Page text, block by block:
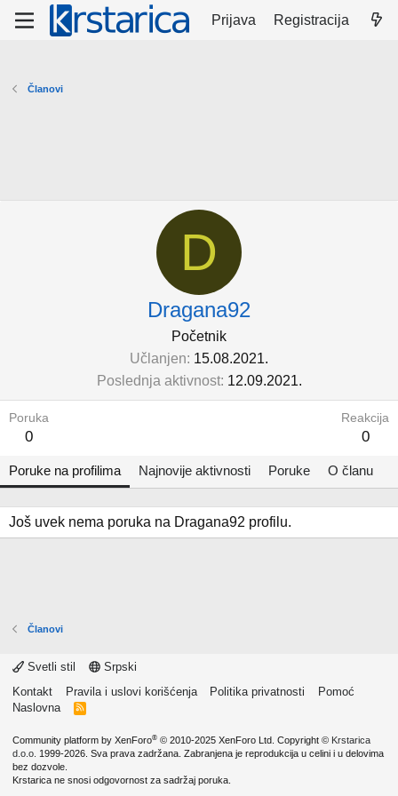
Prijava Registracija
Članovi
D
Dragana92
Početnik
Učlanjen 15.08.2021.
Poslednja aktivnost 12.09.2021.
Poruka
0
Reakcija
0
Poruke na profilima Najnovije aktivnosti Poruke O članu
Još uvek nema poruka na Dragana92 profilu.
Članovi
Svetli stil
Srpski
Kontakt
Pravila i uslovi korišćenja Politika privatnosti
Pomoć
Naslovna
R
Community platform by XenForo® © 2010-2025 XenForo Ltd. Copyright © Krstarica
d.o.o. 1999-2026. Sva prava zadržana. Zabranjena je reprodukcija u celini i u delovima
bez dozvole.
Krstarica ne snosi odgovornost za sadržaj poruka.